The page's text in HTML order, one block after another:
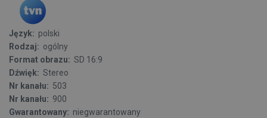
Język: polski
Rodzaj: ogólny
Format obrazu: SD 16:9
Dźwięk: Stereo
Nr kanału: 503
Nr kanału: 900
Gwarantowany: niegwarantowany